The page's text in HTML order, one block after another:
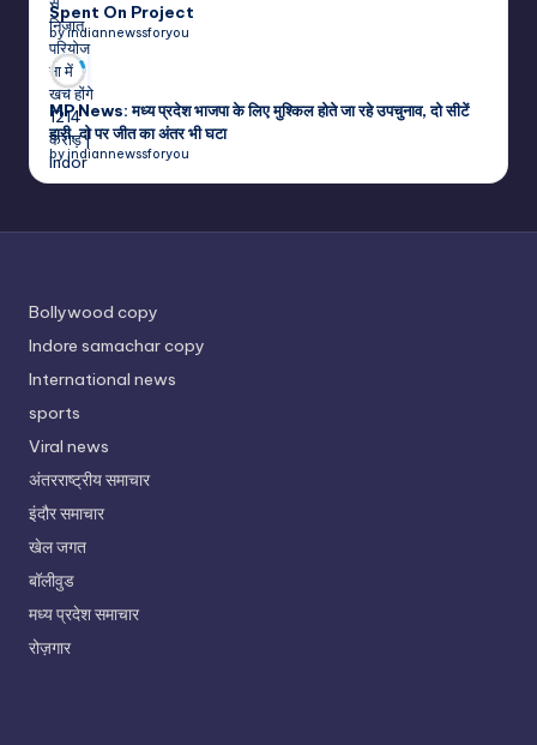
Spent On Project
by indiannewssforyou
MP News: मध्य प्रदेश भाजपा के लिए मुश्किल होते जा रहे उपचुनाव, दो सीटें
हारी, दो पर जीत का अंतर भी घटा
by indiannewssforyou
Bollywood copy
Indore samachar copy
International news
sports
Viral news
अंतरराष्ट्रीय समाचार
इंदौर समाचार
खेल जगत
बॉलीवुड
मध्य प्रदेश समाचार
रोज़गार